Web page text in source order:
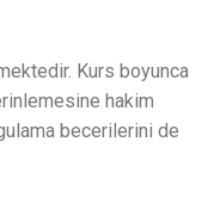
Kurs boyunca
hakim
becerilerini de